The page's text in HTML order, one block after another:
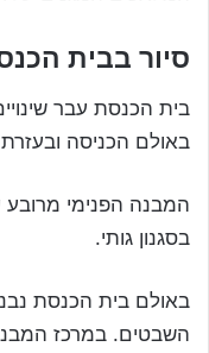
סיור בבית
באולם הכניסה
המבנה הפנימי מרובע
בסגנון גותי.
השבטים. במרכז